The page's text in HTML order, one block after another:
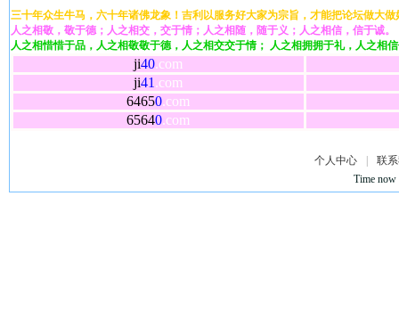
三十年众生牛马，六十年诸佛龙象！吉利以服务好大家为宗旨，才能把论坛做大做
人之相敬，敬于德；人之相交，交于情；人之相随，随于义；人之相信，信于诚。
人之相惜惜于品，人之相敬敬于德，人之相交交于情； 人之相拥拥于礼，人之相
ji40.com
ji41 .com
64650.com
65640.com
个人中心
联
Time now